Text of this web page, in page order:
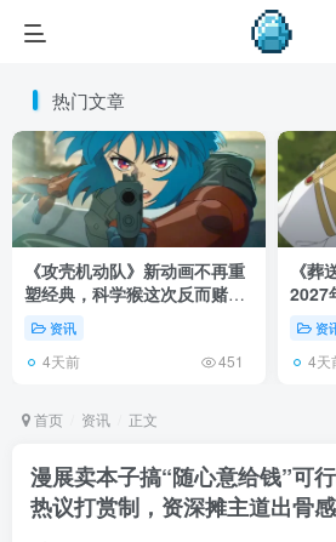
热门文章
《攻壳机动队》新动画不再重
塑经典，科学猴这次反而赌对
了！资讯
4天前 451
《
2027
慢得
资
4天
首页 资讯 正文
漫展卖本子搞“随心意给钱”可
热议打赏制，资深摊主道出骨感